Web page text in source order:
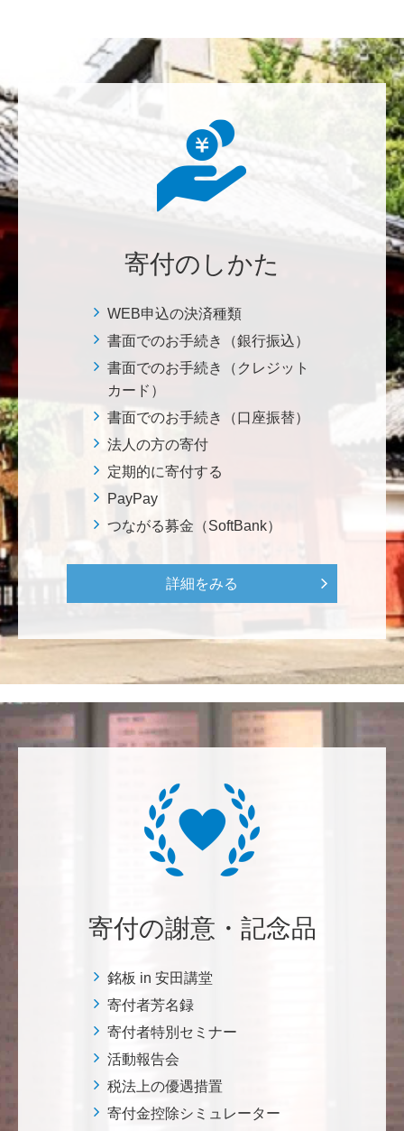
美味しいお寿司、刺身、美味しい魚、美味しい日本
も未来永劫 美味しいお寿司、刺身、日本米を子供た
ち、孫たち、子々孫々へ <国際水産研究教育基金>
す。募金することにより、私自身も参加しているよう
プロジェクト>
株式会社Ｌｅｇａｌｓｃａｐｅ
当社は、IS・CSで学んだ知見を法領域に応用するとこ
ろから始まりました。この社会でますますコンピュー
タ科学の力が発揮されるよう祈念して、支援いたしま
す。 <コンピュータサイエンス教育支援基金>
世界に貢献を！
田畑 和樹
対校戦勝利、インカレ優勝目指して頑張ってくださ
い！ <漕艇部>
自身の高齢化とともに、障害のある方の苦労がよく理
解できるようになりました。パンフに出ている「重た
いドアの自動ドア化あるいは開閉しやすい折り戸化」
をはじめとして、身近なことでやらなければならない
です。 <障害のある学生や研究者の活躍応援基金>
恵良 道信
リベラルアーツとしての経済学をさらに発展させて 下
さい。 <経済学研究科・経済学部支援基金>
紺野 邦昭
世界のISAKI」を実現し、日本を、そして世界をリー
寄付のしかた
WEB申込の決済種類
書面でのお手続き（銀行振込）
書面でのお手続き（クレジット
カード）
書面でのお手続き（口座振替）
法人の方の寄付
定期的に寄付する
PayPay
つながる募金（SoftBank）
詳細をみる
寄付の謝意・記念品
銘板 in 安田講堂
寄付者芳名録
寄付者特別セミナー
活動報告会
税法上の優遇措置
寄付金控除シミュレーター